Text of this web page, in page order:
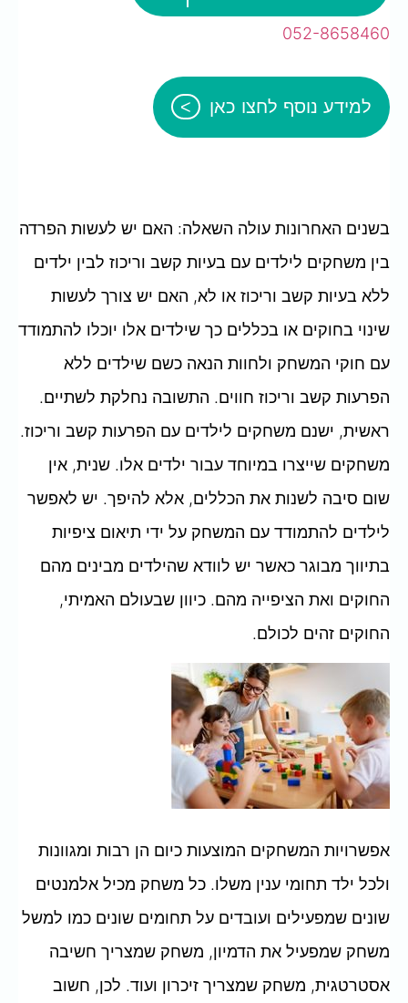
052-8658460
למידע נוסף לחצו כאן
בשנים האחרונות עולה השאלה: האם יש לעשות הפרדה
בין משחקים לילדים עם בעיות קשב וריכוז לבין ילדים
ללא בעיות קשב וריכוז או לא, האם יש צורך לעשות
שינוי בחוקים או בכללים כך שילדים אלו יוכלו להתמודד
עם חוקי המשחק ולחוות הנאה כשם שילדים ללא
הפרעות קשב וריכוז חווים. התשובה נחלקת לשתיים.
ראשית, ישנם משחקים לילדים עם הפרעות קשב וריכוז.
משחקים שייצרו במיוחד עבור ילדים אלו. שנית, אין
שום סיבה לשנות את הכללים, אלא להיפך. יש לאפשר
לילדים להתמודד עם המשחק על ידי תיאום ציפיות
בתיווך מבוגר כאשר יש לוודא שהילדים מבינים מהם
החוקים ואת הציפייה מהם. כיוון שבעולם האמיתי,
החוקים זהים לכולם.
אפשרויות המשחקים המוצעות כיום הן רבות ומגוונות
ולכל ילד תחומי ענין משלו. כל משחק מכיל אלמנטים
שונים שמפעילים ועובדים על תחומים שונים כמו למשל
משחק שמפעיל את הדמיון, משחק שמצריך חשיבה
אסטרטגית, משחק שמצריך זיכרון ועוד. לכן, חשוב